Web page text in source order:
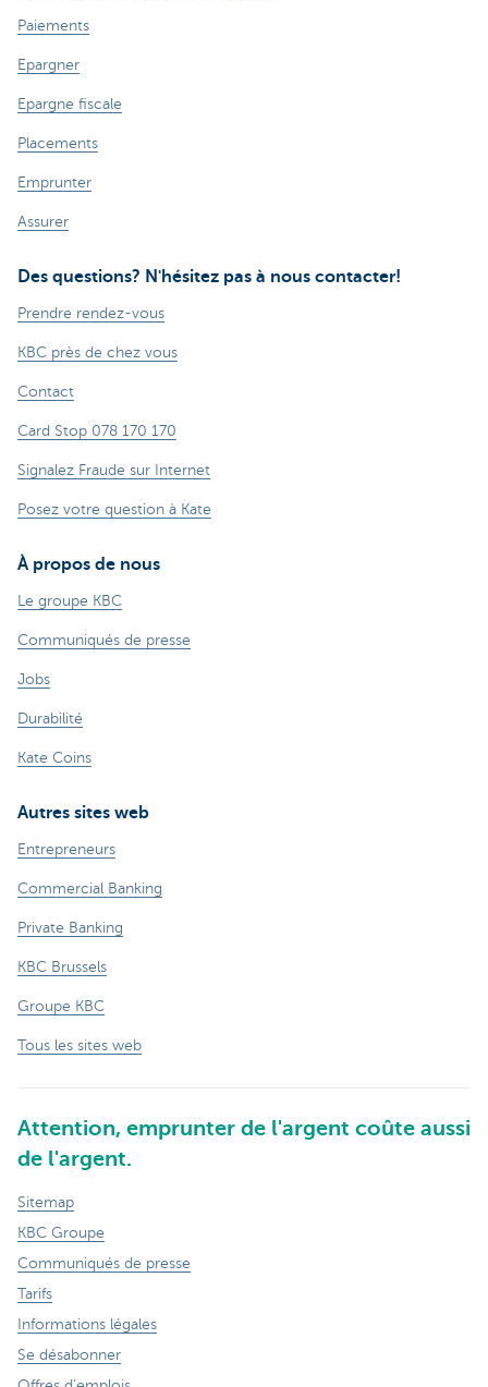
Paiements
Epargner
Epargne fiscale
Placements
Emprunter
Assurer
Des questions? N'hésitez pas à nous contacter!
Prendre rendez-vous
KBC près de chez vous
Contact
Card Stop 078 170 170
Signalez Fraude sur Internet
Posez votre question à Kate
À propos de nous
Le groupe KBC
Communiqués de presse
Jobs
Durabilité
Kate Coins
Autres sites web
Entrepreneurs
Commercial Banking
Private Banking
KBC Brussels
Groupe KBC
Tous les sites web
Attention, emprunter de l'argent coûte aussi
de l'argent.
Sitemap
KBC Groupe
Communiqués de presse
Tarifs
Informations légales
Se désabonner